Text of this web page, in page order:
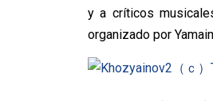
y a críticos
organizado por